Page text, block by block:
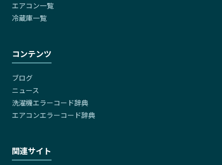
エアコン一覧
冷蔵庫一覧
コンテンツ
ブログ
ニュース
洗濯機エラーコード辞典
エアコンエラーコード辞典
関連サイト